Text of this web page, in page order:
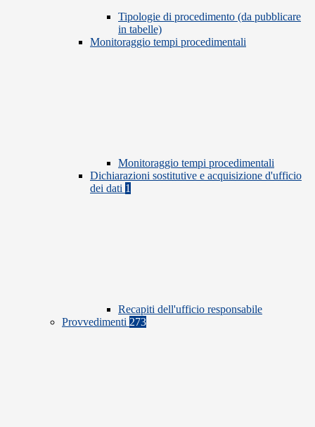
Tipologie di procedimento (da pubblicare
in tabelle)
Monitoraggio tempi procedimentali
Monitoraggio tempi procedimentali
Dichiarazioni sostitutive e acquisizione d'ufficio
dei dati 1
Recapiti dell'ufficio responsabile
Provvedimenti 273